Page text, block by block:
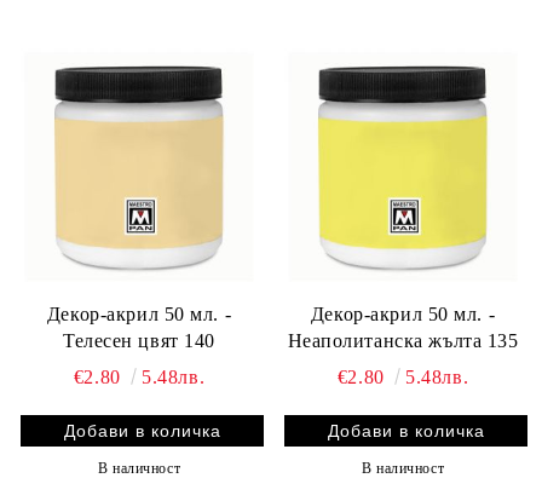
Декор-акрил 50 мл. -
Телесен цвят 140
€2.80
5.48лв.
В наличност
Декор-акрил 50 мл. -
Неаполитанска жълта 135
€2.80
5.48лв.
В наличност